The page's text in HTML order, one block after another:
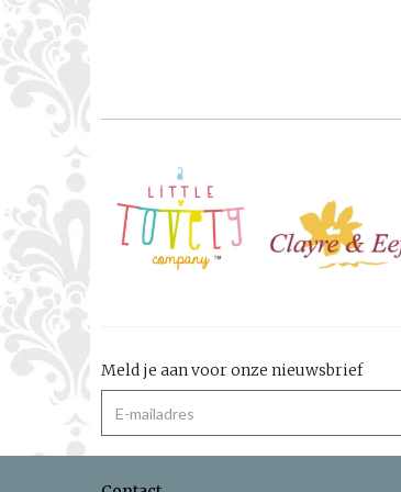
Meld je aan voor onze nieuwsbrief